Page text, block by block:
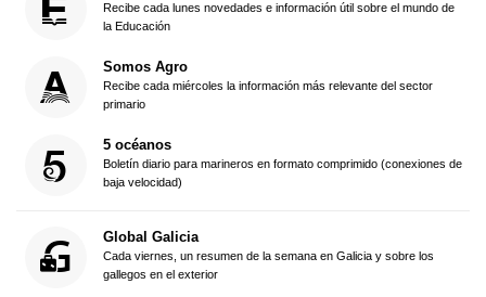
Recibe cada lunes novedades e información útil sobre el mundo de
la Educación
Somos Agro
Recibe cada miércoles la información más relevante del sector
primario
5 océanos
Boletín diario para marineros en formato comprimido (conexiones de
baja velocidad)
Global Galicia
Cada viernes, un resumen de la semana en Galicia y sobre los
gallegos en el exterior